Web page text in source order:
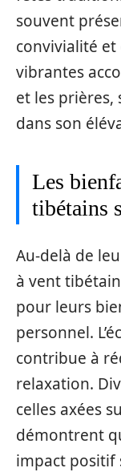
souvent
convivialité et
vibrantes
et les
dans son
Les
tibétains
Au-delà de
à vent
pour leurs
personnel.
contribue à
relaxation.
celles axées
démontrent
impact positif